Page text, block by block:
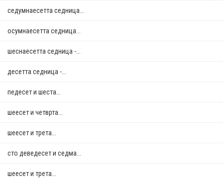
седумнаесетта седница...
осумнaесетта седница...
шеснаесетта седница -...
десетта седница -...
педесет и шеста...
шеесет и четврта...
шеесет и трета...
сто деведесет и седма...
шеесет и трета...